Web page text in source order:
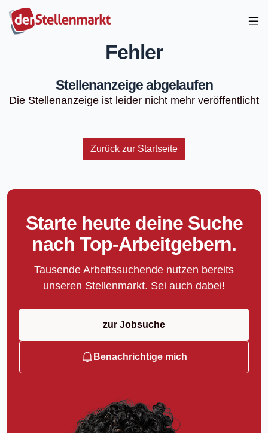
Fehler
Stellenanzeige abgelaufen
Die Stellenanzeige ist leider nicht mehr veröffentlicht
Zurück zur Startseite
Starte heute deine Suche
nach Top-Arbeitgebern.
Tausende Arbeitssuchende nutzen bereits
unseren Stellenmarkt. Sei auch dabei!
zur Jobsuche
Benachrichtige mich